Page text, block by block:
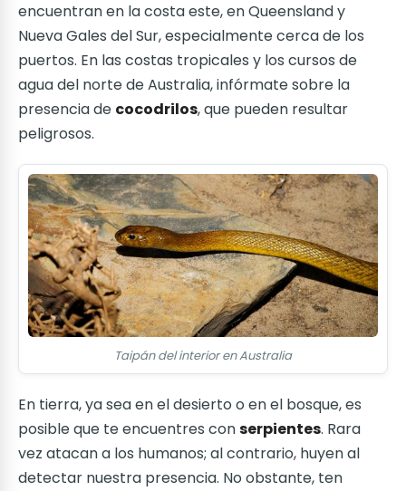
encuentran en la costa este, en Queensland y
Nueva Gales del Sur, especialmente cerca de los
puertos. En las costas tropicales y los cursos de
agua del norte de Australia, infórmate sobre la
presencia de cocodrilos, que pueden resultar
peligrosos.
Taipán del interior en Australia
En tierra, ya sea en el desierto o en el bosque, es
posible que te encuentres conserpientes. Rara
vez atacan a los humanos; al contrario, huyen al
detectar nuestra presencia. No obstante, ten